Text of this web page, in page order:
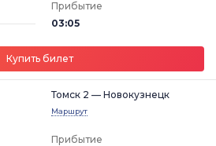
Прибытие
03:05
Купить билет
Томск 2 — Новокузнецк
Маршрут
Прибытие